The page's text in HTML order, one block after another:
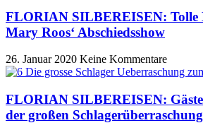
FLORIAN SILBEREISEN: Tolle
Mary Roos‘ Abschiedsshow
26. Januar 2020 Keine Kommentare
FLORIAN SILBEREISEN: Gäste
der großen